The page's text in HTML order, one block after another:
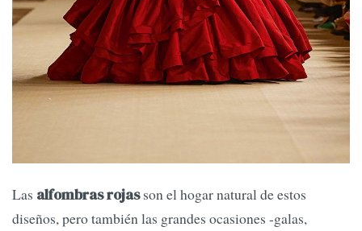
Las alfombras rojasson el hogar natural de estos
diseños, pero también las grandes ocasiones -galas,